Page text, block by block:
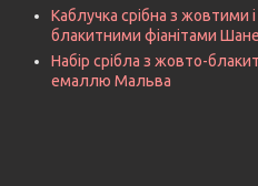
Каблучка срібна з жовтими і
блакитними фіанітами
Набір срібла з жовто-
емаллю Мальва